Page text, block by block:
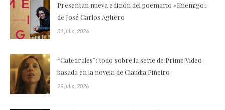
Presentan nueva edición del poemario «Enemigo»
de José Carlos Agüero
31 julio, 2026
“Catedrales”: todo sobre la serie de Prime Video
basada en la novela de Claudia Piñeiro
29 julio, 2026